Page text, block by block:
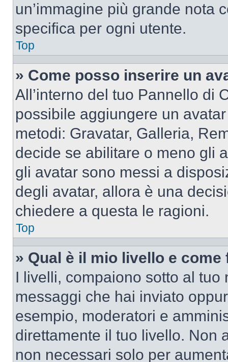
un’immagine più grande nota
specifica per ogni utente.
Top
» Come posso inserire un
All’interno del tuo Pannello di
possibile aggiungere un
metodi: Gravatar, Galleria,
decide se abilitare o meno gli
gli avatar sono messi a
degli avatar, allora è una
chiedere a questa le ragioni.
Top
» Qual è il mio livello e
I livelli, compaiono sotto al
messaggi che hai inviato
esempio, moderatori e
direttamente il tuo livello. Non
non necessari solo per